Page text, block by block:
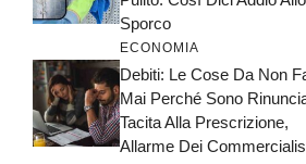
Sporco
ECONOMIA
Debiti: Le Cose Da Non
Mai Perché Sono
Tacita Alla Prescrizione,
Allarme Dei